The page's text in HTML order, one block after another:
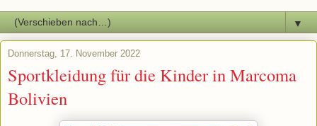
▼
Donnerstag, 17. November 2022
Sportkleidung für die Kinder in Marcoma
Bolivien